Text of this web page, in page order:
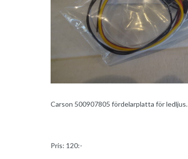
Carson 500907805 fördelarplatta för ledljus.
Pris: 120:-